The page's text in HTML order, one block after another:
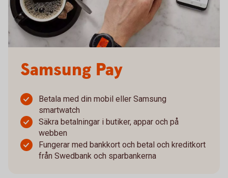
Samsung Pay
Betala med din mobil eller Samsung
smartwatch
Säkra betalningar i butiker, appar och på
webben
Fungerar med bankkort och betal och kreditkort
från Swedbank och sparbankerna